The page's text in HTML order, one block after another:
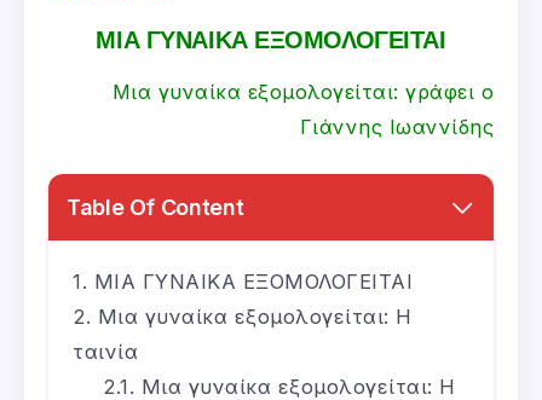
ΜΙΑ ΓΥΝΑΙΚΑ ΕΞΟΜΟΛΟΓΕΙΤΑΙ
Μια γυναίκα εξομολογείται: γράφει ο
Γιάννης Ιωαννίδης
Table Of Content
ΜΙΑ ΓΥΝΑΙΚΑ ΕΞΟΜΟΛΟΓΕΙΤΑΙ
Μια γυναίκα εξομολογείται: Η
ταινία
Μια γυναίκα εξομολογείται: Η